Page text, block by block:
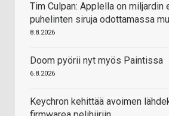
Tim Culpan: Applella on miljardin
puhelinten siruja odottamassa
8.8.2026
Doom pyörii nyt myös Paintissa
6.8.2026
Keychron kehittää avoimen